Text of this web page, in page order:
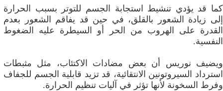
كما قد يؤدي تنشيط استجابة الجسم للتوتر بسبب الحرارة
إلى زيادة الشعور بالقلق، في حين قد يفاقم الشعور بعدم
القدرة على الهروب من الحر أو السيطرة عليه الضغوط
النفسية.
ويضيف نوريس أن بعض مضادات الاكتئاب، مثل مثبطات
استرداد السيروتونين الانتقائية، قد تزيد قابلية الجسم للجفاف
وفرط السخونة لأنها تؤثر في آليات تنظيم الحرارة.